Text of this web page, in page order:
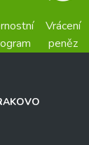
Vrácení
peněz